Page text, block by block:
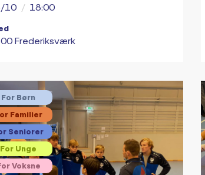
10 / 18:00
Frederiksværk
For Børn
Familier
Seniorer
For Unge
Voksne